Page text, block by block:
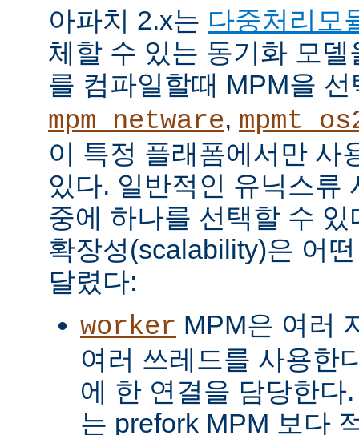
아파치 2.x는 다중처리모
체할 수 있는 동기화 모
를 컴파일할때 MPM을
mpm_netware,
이 특정 플래폼에서만 사
있다. 일반적인 유닉스류
중에 하나를 선택할 수
확장성(scalability)은 어
달렸다:
worker MPM은 여러
여러 쓰레드를 사용한
에 한 연결을 담당한다
는 prefork MPM 보다